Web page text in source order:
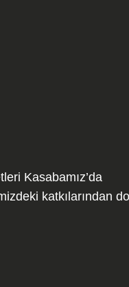
Kasabamız’da
katkılarından